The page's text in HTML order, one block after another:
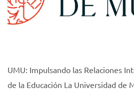
UMU: Impulsando las Relaciones
de la Educación La Universidad de